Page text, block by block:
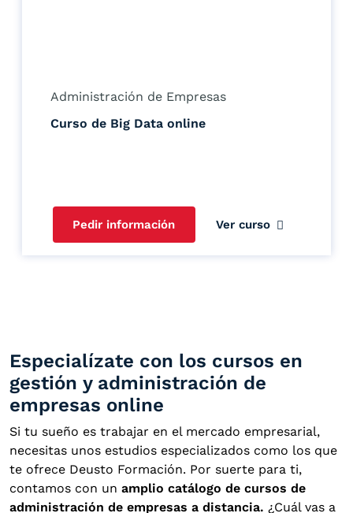
Administración de Empresas
Curso de Big Data online
Pedir información Ver curso
Especialízate con los cursos en
gestión y administración de
empresas online
Si tu sueño es trabajar en el mercado empresarial,
necesitas unos estudios especializados como los que
te ofrece Deusto Formación. Por suerte para ti,
contamos con un amplio catálogo de cursos de
administración de empresas a distancia. ¿Cuál vas a